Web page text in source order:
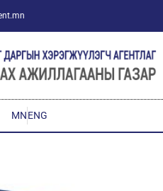
MNENG